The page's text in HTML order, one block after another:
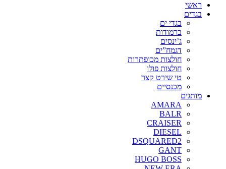
ראשי
בגדים
בגדי ים
ברמודות
ג’ינסים
דגמח”ים
חולצות מכופתרות
חולצות פולו
טי שירט קצר
מכנסיים
מותגים
AMARA
BALR
CRAISER
DIESEL
DSQUARED2
GANT
HUGO BOSS